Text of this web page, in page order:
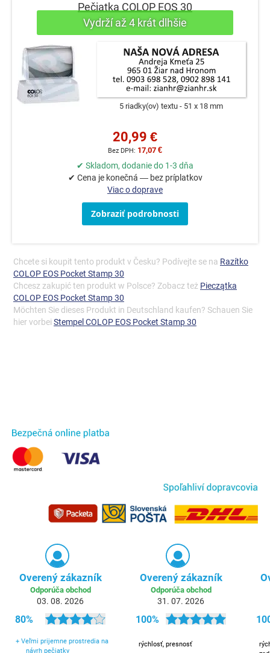
Pečiatka COLOP EOS 30
5 riadky(ov) textu 51 x 18 mm
20,99 €
17,07 €
✔ Skladom, dodanie do 1-3 dňa
✔ Cena je konečná — bez príplatkov
Viac o doprave
Zobraziť podrobnosti
Chcete si koupit tento produkt v Česku? Podívejte se na Razítko
COLOP EOS Pocket Stamp 30
Chcesz zakupić ten produkt w Polsce? Zobacz też Pieczątka
COLOP EOS Pocket Stamp 30
Möchten Sie dieses Produkt in Deutschland kaufen? Schauen Sie
hier vorbei Stempel COLOP EOS Pocket Stamp 30
Overený zákazník
Odporúča obchod
03. 08. 2026
80%
+ Veľmi prijemne prostredia na
návrh pečiatky
Overený zákazník
Odporúča obchod
31. 07. 2026
100%
rýchlosť, presnosť